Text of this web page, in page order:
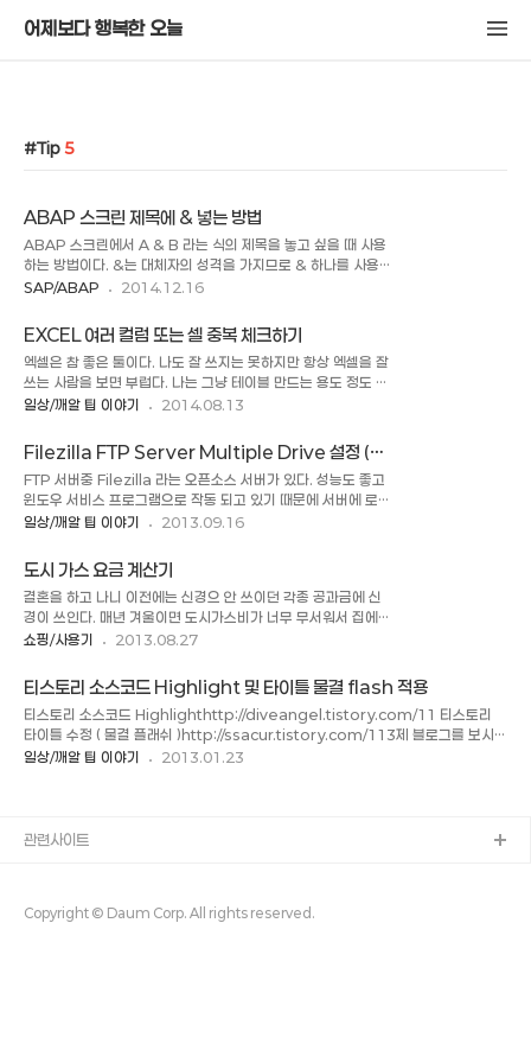
어제보다 행복한 오늘
Tip5
ABAP 스크린 제목에 & 넣는 방법
ABAP 스크린에서 A & B 라는 식의 제목을 놓고 싶을 때 사용
하는 방법이다. &는 대체자의 성격을 가지므로 & 하나를 사용
하면 그 글씨가 나오지 않는다. 그래서 A & B 라고 쓰더라도 A
변경하면 A & B의 제목이 출력이 된다. 알면 간단하지만 모르
면 헤매는 미립자 팁이다.
SAP/ABAP 2014.12.16
EXCEL 여러 컬럼 또는 셀 중복 체크하기
엑셀은 참 좋은 툴이다. 나도 잘 쓰지는 못하지만 항상 엑셀을 잘
쓰는 사람을 보면 부럽다. 나는 그냥 테이블 만드는 용도 정도 밖
에 쓰지를 못하니.. 엑셀로 문서를 만드는 정도 되는 사람들은 진
을 비교하여 중복을 찾는 내용을 포스팅 해보려고 한다. 데이터
가 몇건 안 되면 눈으로 찾아도 되는데 한 1만건 정도 되니까 정
렬을 해도 눈에 잘 안띈다. 원래 ABAP 에 나오는 ALV 로도 찾
을 수 있지만 그건 정렬되서 그냥 칸이 합쳐지는 정도만 보여서
1만건 되니 찾기가 너무 어려워서 엑셀로 export 를 했다. 그
기능을 사용해 보려고 한다. 실제로 중복을 체크해 주는 기능을
일상/깨알 팁 이야기 2014.08.13
Filezilla FTP Server Multiple Drive 설정 (
Windows )
FTP 서버중 Filezilla 라는 오픈소스 서버가 있다. 성능도 좋고
윈도우 서비스 프로그램으로 작동 되고 있기 때문에 서버에 로그
인을 항상 해 놓지 않아도 백그라운드로 돌아가서 편하기도 하
가 여러 개일 경우 설정 하는 법을 찾다가 정리하게 되었다. 리눅
스를 사용하시는 분들은 익숙하겠지만 나처럼 혹시나 궁금해 하
는 분들을 위해서 기록을 남긴다. 그림에서 보는 바와 같이 D 드
라이브는 Home 으로 지정되어 있고 F 드라이브는 Aliases
가 지정되어 있다. Aliases 를 지정 할 때에는 [ /Disk1 ] 이런
Disk1 으로 마운트 되어 보이게 된다. 간단..
일상/깨알 팁 이야기 2013.09.16
도시 가스 요금 계산기
결혼을 하고 나니 이전에는 신경으 안 쓰이던 각종 공과금에 신
경이 쓰인다. 매년 겨울이면 도시가스비가 너무 무서워서 집에보
일러도 잘 못켜겠다. 도시가스를 매일매일 체크를 해보는데 실제
공식에 따라 엑셀로 도시가스 요금 계산기를 만들어 보았다. 매
일 계량기 지침을 입력하면 자동으로 사용량 계산되고 단가를 입
력하면 가격도 계산되게 만들었다. 최대한 손이 덜 가게 하려고
만들었는데 그래도 귀찮긴 하다. 처음일자와 마지막 일자의 데이
터만 입력하면 그냥 계산된다. 중간에는 그냥 누적금액이니..이
쇼핑/사용기 2013.08.27
티스토리 소스코드 Highlight 및 타이틀 물결 flash 적용
티스토리 소스코드 Highlighthttp://diveangel.tistory.com/11 티스토리
타이틀 수정 ( 물결 플래쉬 )http://ssacur.tistory.com/113제 블로그를 보시면
아시겠지만, XML 을 로딩하는 시간이 좀 걸려서 제목이 항상 늦게 보이는 현상이 있
일상/깨알 팁 이야기 2013.01.23
Copyright © Daum Corp. All rights reserved.
관련사이트